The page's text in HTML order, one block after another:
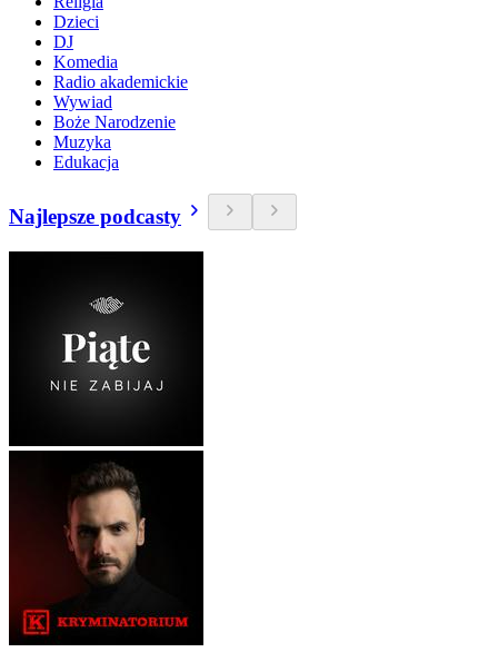
Dzieci
DJ
Komedia
Radio akademickie
Wywiad
Boże Narodzenie
Muzyka
Edukacja
Najlepsze podcasty